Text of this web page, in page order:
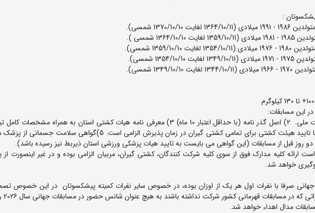
:
این مسابقات:
ارائه فرم تعهد نامه دوپینگ با تایید هیئت کشتی برای تمامی کشتی گیران در زمان پذیرش الزامی است.
روز قبل از مسابقات (این گواهی می بایست به تایید هیات پزشکی ورزشی استان ذیربط نیز رسیده باشد).
ارائه کلیه مدارک فوق از سوی کلیه شرکت کنندگان، کشتی گیران، مربیان الزامی بوده و در غیر اینصورت
خواهد شد.
جهانی صرفا با نفرات اول هر یک از اوزان بوده، در خصوص سایر نفرات کمیته پیشکسوتان در این خصوص
در مسابقات قهرمانی کشور شرکت نداشته باشند به هیچ عنوان شانس حضور در مسابقات جهانی سال 2026 را ندارند.